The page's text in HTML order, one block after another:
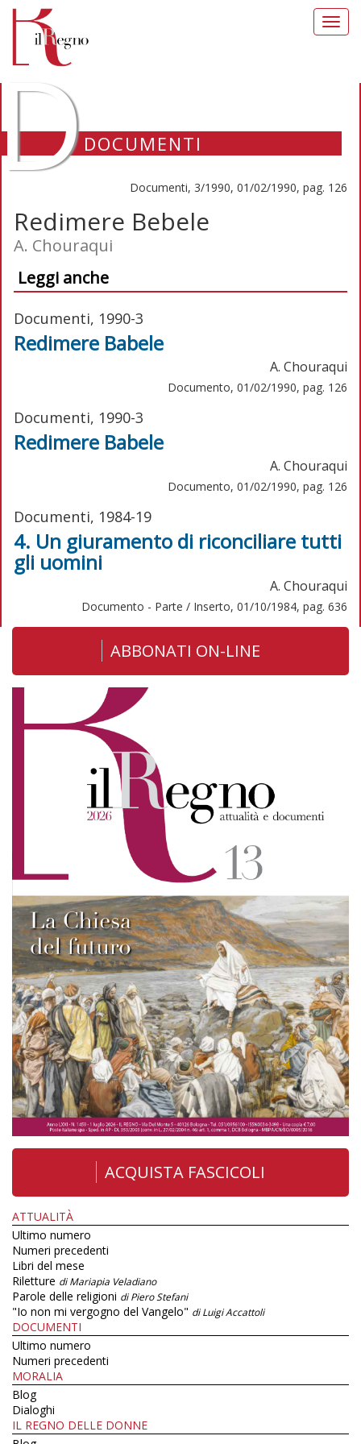
DOCUMENTI
Documenti, 3/1990, 01/02/1990, pag. 126
Redimere Bebele
A. Chouraqui
Leggi anche
Documenti, 1990-3
Redimere Babele
A. Chouraqui
Documento, 01/02/1990, pag. 126
Documenti, 1990-3
Redimere Babele
A. Chouraqui
Documento, 01/02/1990, pag. 126
Documenti, 1984-19
4. Un giuramento di riconciliare tutti
gli uomini
A. Chouraqui
Documento - Parte / Inserto, 01/10/1984, pag. 636
ABBONATI ON-LINE
ACQUISTA FASCICOLI
ATTUALITÀ
Ultimo numero
Numeri precedenti
Libri del mese
Riletture di Mariapia Veladiano
Parole delle religioni di Piero Stefani
"Io non mi vergogno del Vangelo" di Luigi Accattoli
DOCUMENTI
Ultimo numero
Numeri precedenti
MORALIA
Blog
Dialoghi
IL REGNO DELLE DONNE